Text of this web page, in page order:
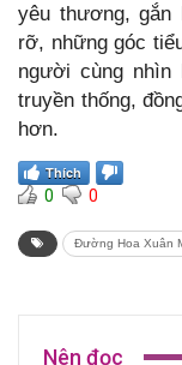
yêu thương, gắn
rỡ, những góc
người cùng nhìn
truyền thống,
hơn.
Thích
0 0
Đường Hoa Xuân
Nên đọc